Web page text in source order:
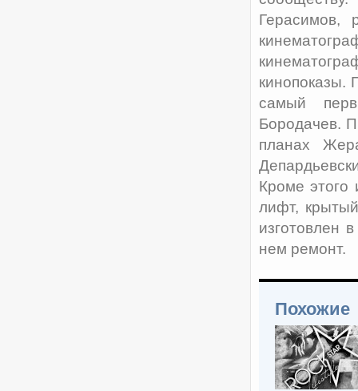
Герасимов,
кинопоказы.
самый
Бородачев.
планах
Кроме
лифт,
изготовлен
нем ремонт.
Похожие